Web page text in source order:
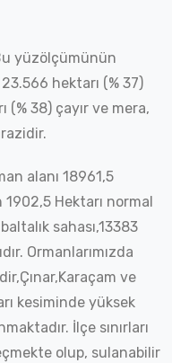
yüzölçümünün
hektarı (% 37)
(% 38) çayır ve mera,
alanı 18961,5
Hektarı normal
sahası,13383
Ormanlarımızda
ve
kesiminde yüksek
İlçe sınırları
olup, sulanabilir